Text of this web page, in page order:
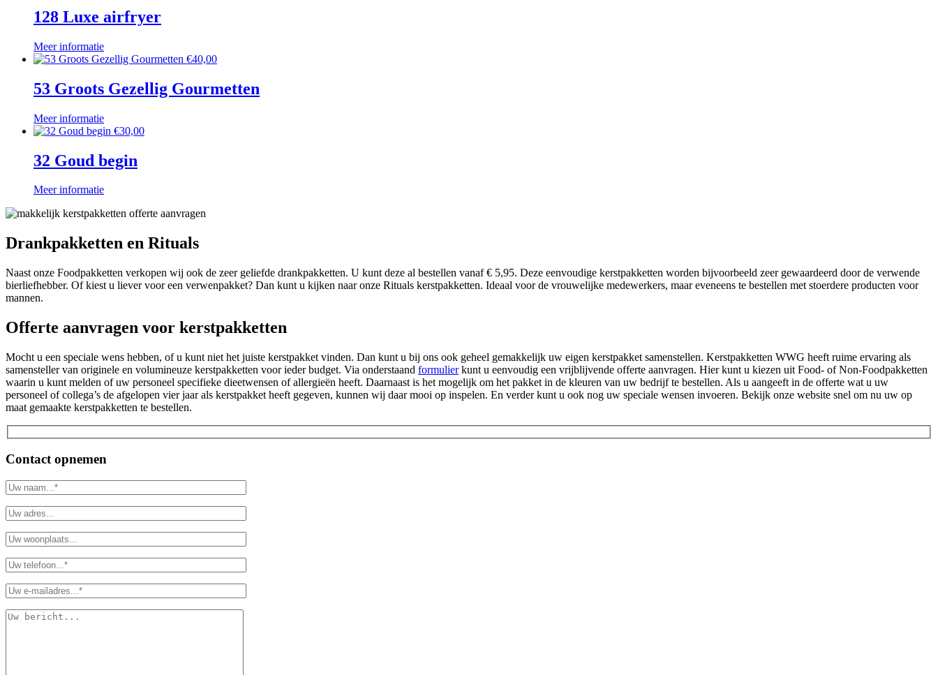
128 Luxe airfryer
Meer informatie
€40,00
53 Groots Gezellig Gourmetten
Meer informatie
€30,00
32 Goud begin
Meer informatie
Drankpakketten en Rituals
Naast onze Foodpakketten verkopen wij ook de zeer geliefde drankpakketten. U kunt deze al bestellen vanaf € 5,95. Deze eenvoudige kerstpakketten worden bijvoorbeeld zeer gewaardeerd door de verwende
bierliefhebber. Of kiest u liever voor een verwenpakket? Dan kunt u kijken naar onze Rituals kerstpakketten. Ideaal voor de vrouwelijke medewerkers, maar eveneens te bestellen met stoerdere producten voor
mannen.
Offerte aanvragen voor kerstpakketten
Mocht u een speciale wens hebben, of u kunt niet het juiste kerstpakket vinden. Dan kunt u bij ons ook geheel gemakkelijk uw eigen kerstpakket samenstellen. Kerstpakketten WWG heeft ruime ervaring als
samensteller van originele en volumineuze kerstpakketten voor ieder budget. Via onderstaand formulierkunt u eenvoudig een vrijblijvende offerte aanvragen. Hier kunt u kiezen uit Food- of Non-Foodpakketten
waarin u kunt melden of uw personeel specifieke dieetwensen of allergieën heeft. Daarnaast is het mogelijk om het pakket in de kleuren van uw bedrijf te bestellen. Als u aangeeft in de offerte wat u uw
personeel of collega’s de afgelopen vier jaar als kerstpakket heeft gegeven, kunnen wij daar mooi op inspelen. En verder kunt u ook nog uw speciale wensen invoeren. Bekijk onze website snel om nu uw op
maat gemaakte kerstpakketten te bestellen.
Contact opnemen